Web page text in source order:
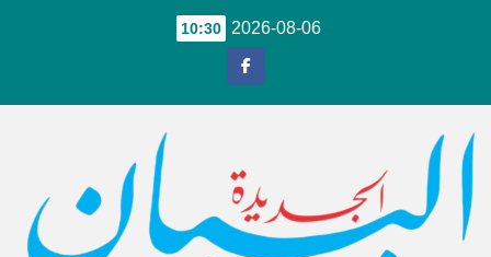
2026-08-06
10:30